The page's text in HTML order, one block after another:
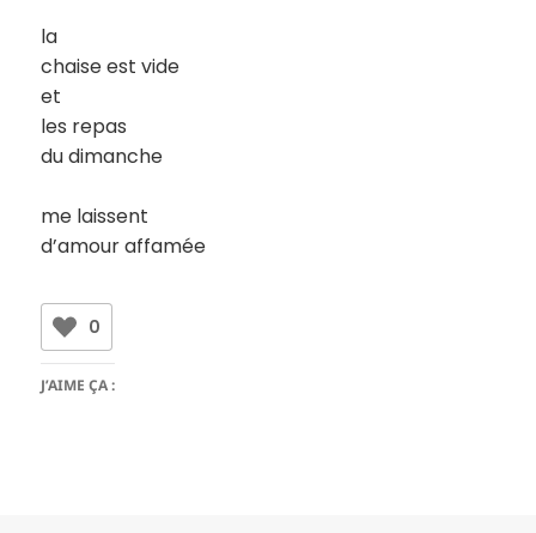
la
chaise est vide
et
les repas
du dimanche
me laissent
d’amour affamée
0
J’AIME ÇA :